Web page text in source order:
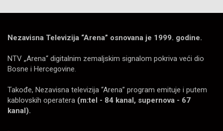
Nezavisna Televizija “Arena” osnovana je 1999. godine.
NTV „Arena“ digitalnim zemaljskim signalom pokriva veći dio
Bosne i Hercegovine.
Takođe, Nezavisna televizija “Arena” program emituje i putem
kablovskih operatera (m:tel - 84 kanal, supernova - 67
kanal).